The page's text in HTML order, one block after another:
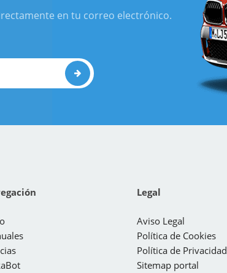
en tu correo electrónico.
Legal
Aviso Legal
Política de Cookies
Política de Privacidad
Sitemap portal